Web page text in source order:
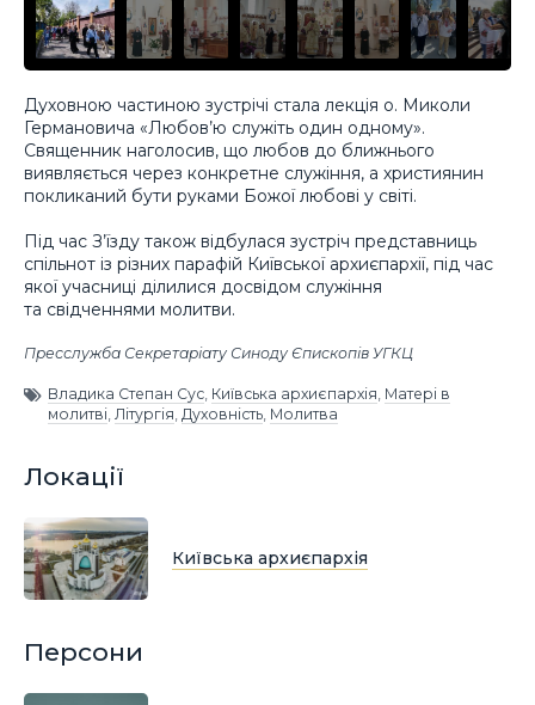
Духовною частиною зустрічі стала лекція о. Миколи
Германовича «Любов’ю служіть один одному».
Священник наголосив, що любов до ближнього
виявляється через конкретне служіння, а християнин
покликаний бути руками Божої любові у світі.
Під час З’їзду також відбулася зустріч представниць
спільнот із різних парафій Київської архиєпархії, під час
якої учасниці ділилися досвідом служіння
та свідченнями молитви.
Пресслужба Секретаріату Синоду Єпископів УГКЦ
Владика Степан Сус Київська архиєпархія Матері в
молитві Літургія Духовність Молитва
Локації
Київська архиєпархія
Персони